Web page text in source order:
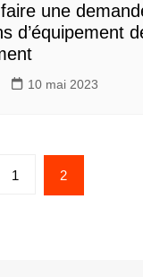
une
d’équipement
10 mai 2023
1 2